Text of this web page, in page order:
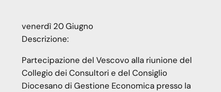
venerdì 20Giugno
Descrizione:
Partecipazione del Vescovo alla riunione del
Collegio dei Consultori e del Consiglio
Diocesano di Gestione Economica presso la